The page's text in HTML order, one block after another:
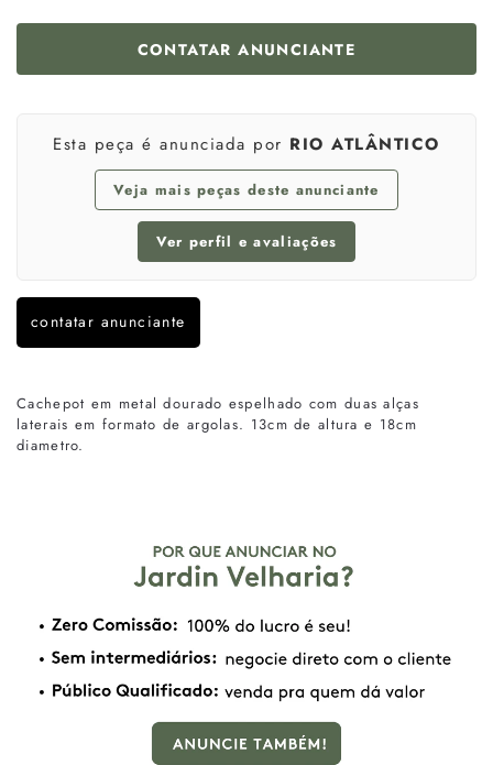
CONTATAR ANUNCIANTE
Esta peça é anunciada por RIO ATLÂNTICO
Veja mais peças deste anunciante
Ver perfil e avaliações
contatar anunciante
Cachepot em metal dourado espelhado com duas alças
laterais em formato de argolas. 13cm de altura e 18cm
diametro.